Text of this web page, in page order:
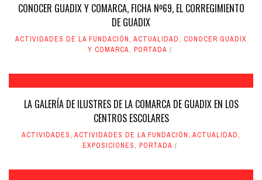
CONOCER GUADIX Y COMARCA, FICHA Nº69, EL CORREGIMIENTO
DE GUADIX
ACTIVIDADES DE LA FUNDACIÓN, ACTUALIDAD, CONOCER GUADIX
Y COMARCA, PORTADA
LA GALERÍA DE ILUSTRES DE LA COMARCA DE GUADIX EN LOS
CENTROS ESCOLARES
ACTIVIDADES, ACTIVIDADES DE LA FUNDACIÓN, ACTUALIDAD,
EXPOSICIONES, PORTADA